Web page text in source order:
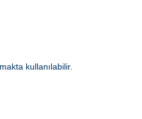
kullanılabilir.